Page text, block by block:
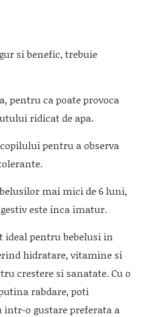
si benefic, trebuie
pentru ca poate provoca
ridicat de apa.
pentru a observa
mai mici de 6 luni,
este inca imatur.
ideal pentru bebelusi in
hidratare, vitamine si
crestere si sanatate. Cu o
rabdare, poti
o gustare preferata a